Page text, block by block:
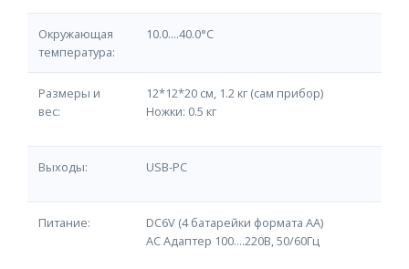
Окружающая
температура:
10.0....40.0°С
Размеры и
вес:
12*12*20 см, 1.2 кг (сам прибор)
Ножки: 0.5 кг
Выходы: USB-PC
Питание:
DC6V (4 батарейки формата АА)
AC Адаптер 100....220В, 50/60Гц